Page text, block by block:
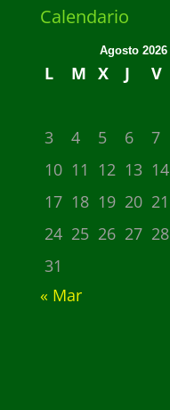
Calendario
Agosto 2026
L M X J V
3
4 5 6 7
10 11 12 13 14
17 18 19 20 21
24 25 26 27 28
31
« Mar